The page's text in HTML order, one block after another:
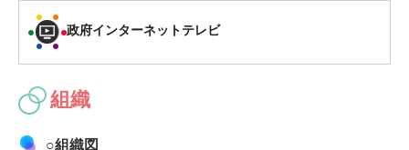
政府インターネットテレビ
組織
○組織図